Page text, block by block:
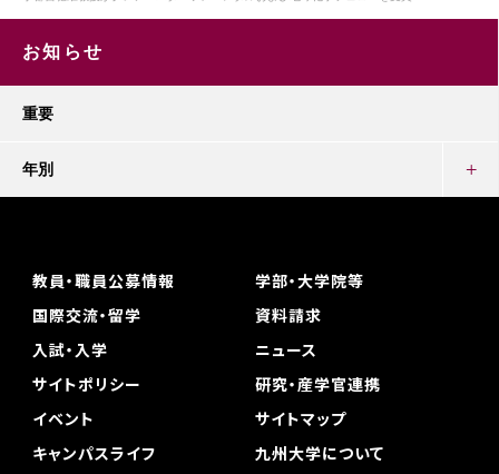
お知らせ
重要
年別
教員・職員公募情報
学部・大学院等
国際交流・留学
資料請求
入試・入学
ニュース
サイトポリシー
研究・産学官連携
イベント
サイトマップ
キャンパスライフ
九州大学について